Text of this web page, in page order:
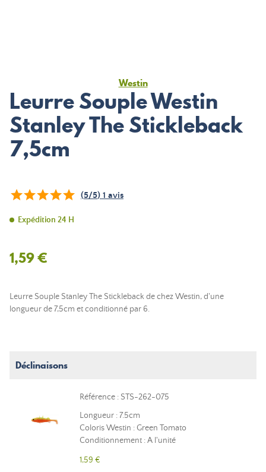
Westin
Leurre Souple Westin
Stanley The Stickleback
7,5cm
(5/5) 1 avis
Expédition 24 H
1,59 €
Leurre Souple Stanley The Stickleback de chez Westin, d'une
longueur de 7,5cm et conditionné par 6.
Déclinaisons
Référence : STS-262-075
Longueur : 7.5cm
Coloris Westin : Green Tomato
Conditionnement : A l'unité
1,59 €